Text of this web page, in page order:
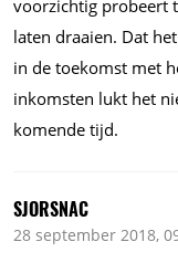
voorzichtig probeert
laten draaien. Dat
in de toekomst met
inkomsten lukt het
komende tijd.
SJORSNAC
28 september 2018,